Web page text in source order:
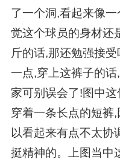
了一个洞,看起来像
觉这个球员的身材还
斤的话,那还勉强接
一点,穿上这裤子的
家可别误会了!图中
穿着一条长点的短裤
以看起来有点不太协
挺精神的。上图当中